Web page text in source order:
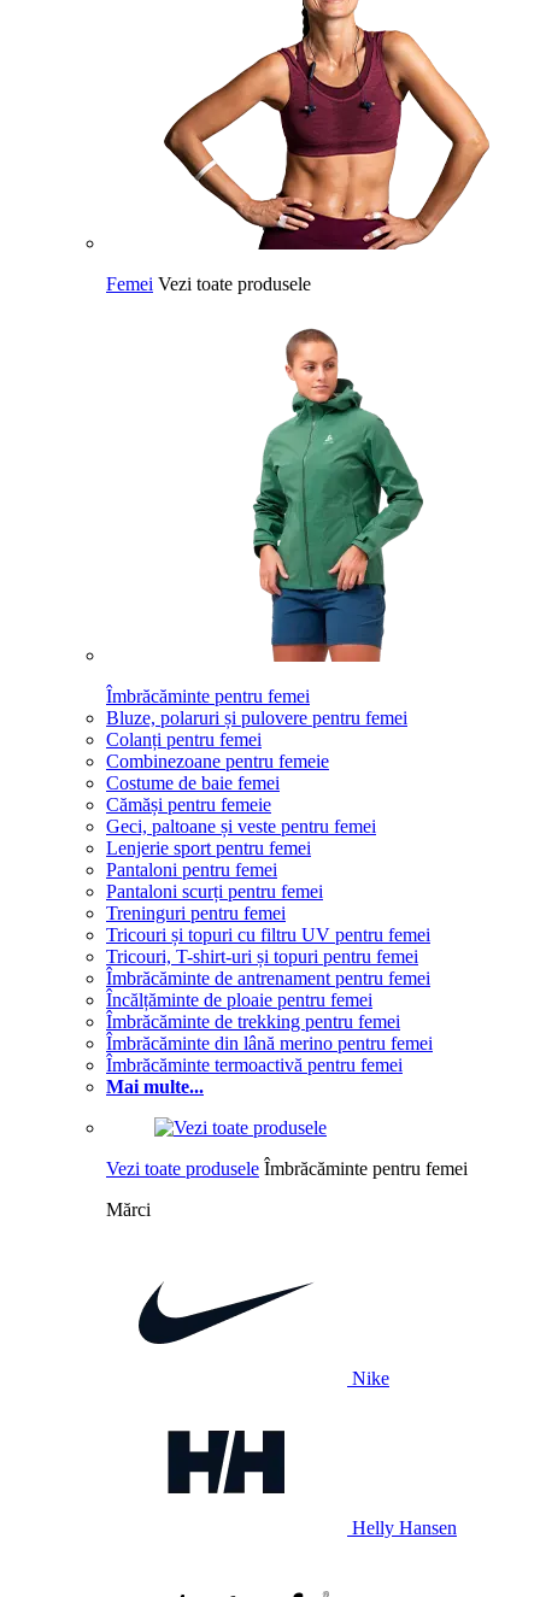
Femei Vezi toate produsele
Îmbrăcăminte pentru femei
Bluze, polaruri și pulovere pentru femei
Colanți pentru femei
Combinezoane pentru femeie
Costume de baie femei
Cămăși pentru femeie
Geci, paltoane și veste pentru femei
Lenjerie sport pentru femei
Pantaloni pentru femei
Pantaloni scurți pentru femei
Treninguri pentru femei
Tricouri și topuri cu filtru UV pentru femei
Tricouri, T-shirt-uri și topuri pentru femei
Îmbrăcăminte de antrenament pentru femei
Încălțăminte de ploaie pentru femei
Îmbrăcăminte de trekking pentru femei
Îmbrăcăminte din lână merino pentru femei
Îmbrăcăminte termoactivă pentru femei
Mai multe...
Vezi toate produsele Îmbrăcăminte pentru femei
Mărci
Nike
Helly Hansen